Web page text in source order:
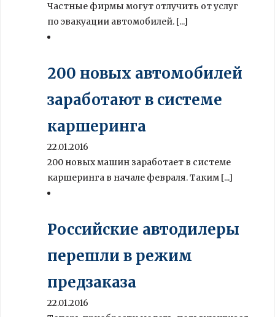
Частные фирмы могут отлучить от услуг
по эвакуации автомобилей. [...]
200 новых автомобилей
заработают в системе
каршеринга
22.01.2016
200 новых машин заработает в системе
каршеринга в начале февраля. Таким [...]
Российские автодилеры
перешли в режим
предзаказа
22.01.2016